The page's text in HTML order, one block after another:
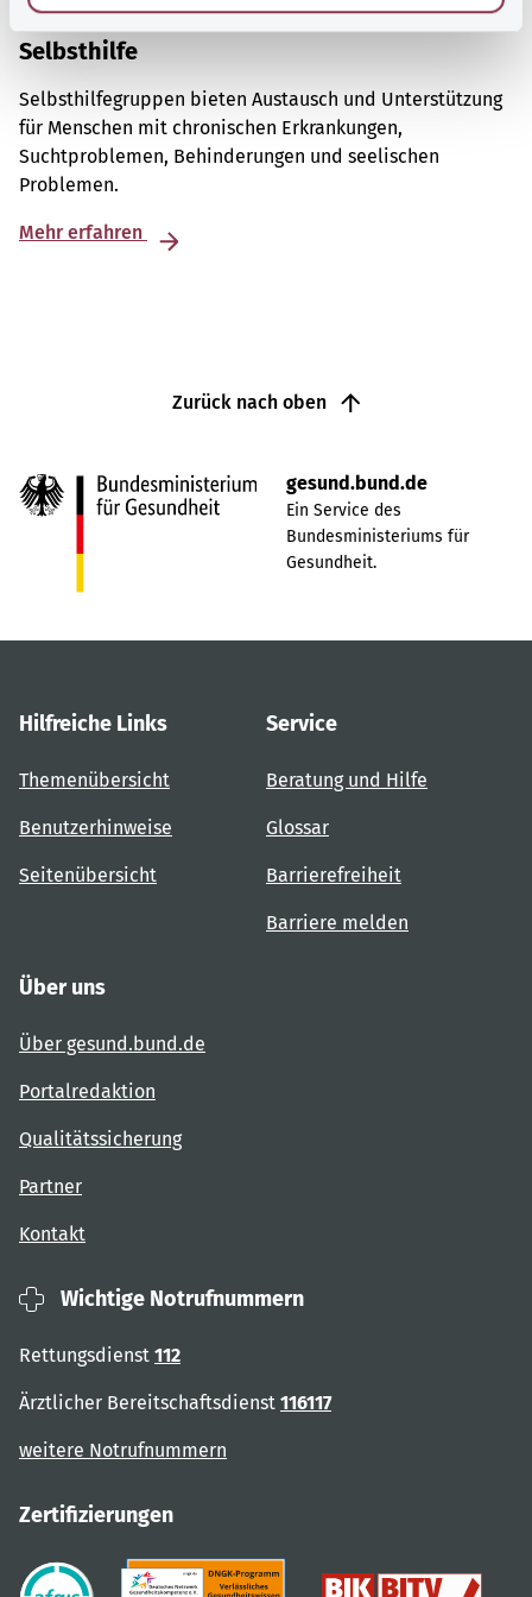
Selbsthilfe
Selbsthilfegruppen bieten Austausch und Unterstützung
für Menschen mit chronischen Erkrankungen,
Suchtproblemen, Behinderungen und seelischen
Problemen.
Mehr erfahren
Zurück nach oben
gesund.bund.de
Ein Service des
Bundesministeriums für
Gesundheit.
Hilfreiche Links
Themenübersicht
Benutzerhinweise
Seitenübersicht
Service
Beratung und Hilfe
Glossar
Barrierefreiheit
Barriere melden
Über uns
Über gesund.bund.de
Portalredaktion
Qualitätssicherung
Partner
Kontakt
Wichtige Notrufnummern
Rettungsdienst 112
Ärztlicher Bereitschaftsdienst 116117
weitere Notrufnummern
Zertifizierungen